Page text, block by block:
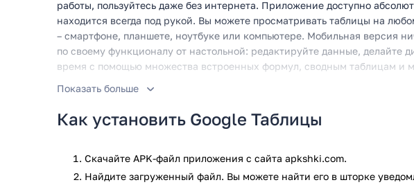
работы, пользуйтесь даже без интернета. Приложение доступно
находится всегда под рукой. Вы можете просматривать таблицы на
– смартфоне, планшете, ноутбуке или компьютере. Мобильная версия
по своему функционалу от настольной: редактируйте данные, делайте
время с помощью множества встроенных формул, сводным таблицам и
Особенности:
Создавайте и редактируйте таблицы
Делитесь доступом к файлам
Комментируйте и обсуждайте прямо внутри файла
Совместимость с Microsoft Excel
Показать больше
Как установить Google Таблицы
Скачайте APK-файл приложения с сайта apkshki.com.
Найдите загруженный файл. Вы можете найти его в шторке